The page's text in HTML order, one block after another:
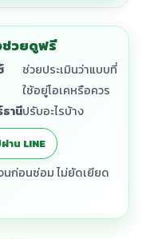
ช่วยดูฟรี
านี
ช่วยประเมินว่าแบบที่
ใช้อยู่โอเคหรือควร
ปรับอะไรบ้าง
าน LINE
นก่อนซ่อม ไม่ยัดเยียด